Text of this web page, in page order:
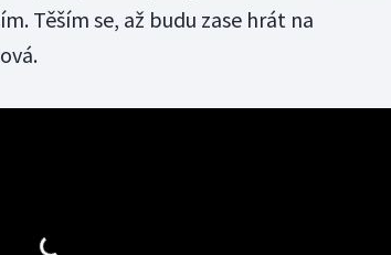
Těším se, až budu zase hrát na